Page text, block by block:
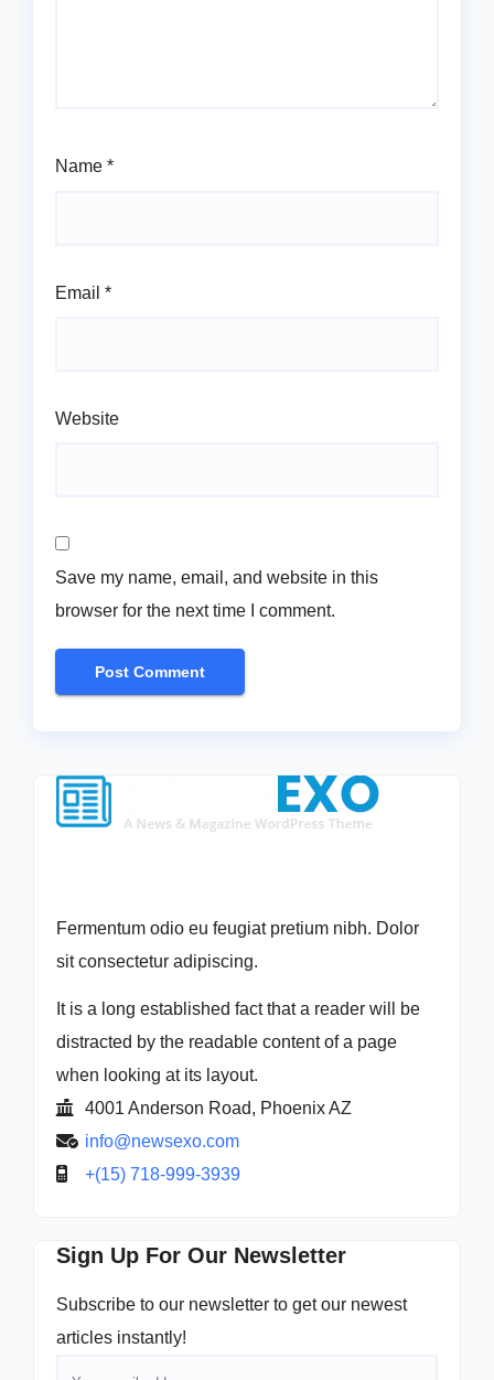
Name *
Email *
Website
Save my name, email, and website in this
browser for the next time I comment.
Fermentum odio eu feugiat pretium nibh. Dolor
sit consectetur adipiscing.
It is a long established fact that a reader will be
distracted by the readable content of a page
when looking at its layout.
4001 Anderson Road, Phoenix AZ
info@newsexo.com
+(15) 718-999-3939
Sign Up For Our Newsletter
Subscribe to our newsletter to get our newest
articles instantly!